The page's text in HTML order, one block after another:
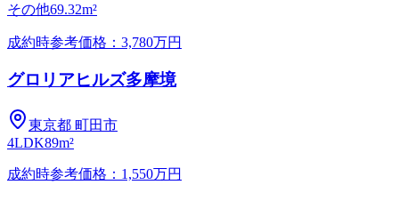
その他69.32m²
成約時参考価格：3,780万円
グロリアヒルズ多摩境
東京都 町田市
4LDK89m²
成約時参考価格：1,550万円